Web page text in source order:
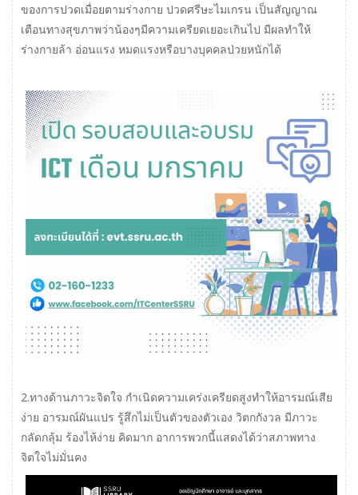
ของการปวดเมื่อยตามร่างกาย ปวดศรีษะไมเกรน เป็นสัญญาณ
เตือนทางสุขภาพว่าน้องๆมีความเครียดเยอะเกินไป มีผลทำให้
ร่างกายล้า อ่อนแรง หมดแรงหรือบางบุคคลป่วยหนักได้
2.ทางด้านภาวะจิตใจ กำเนิดความเคร่งเครียดสูงทำให้อารมณ์เสีย
ง่าย อารมณ์ผันแปร รู้สึกไม่เป็นตัวของตัวเอง วิตกกังวล มีภาวะ
กลัดกลุ้ม ร้องไห้ง่าย คิดมาก อาการพวกนี้แสดงได้ว่าสภาพทาง
จิตใจไม่มั่นคง